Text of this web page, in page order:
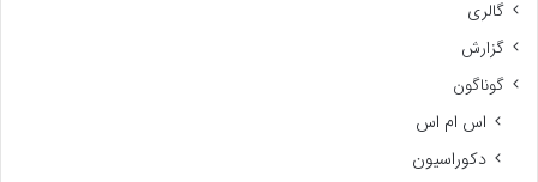
گالری
گزارش
گوناگون
اس ام اس
دکوراسیون